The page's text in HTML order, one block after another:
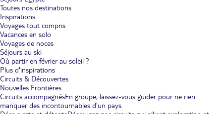
Toutes nos destinations
Inspirations
Voyages tout compris
Vacances en solo
Voyages de noces
Séjours au ski
Où partir en février au soleil ?
Plus d'inspirations
Circuits & Découvertes
Nouvelles Frontières
Circuits accompagnésEn groupe, laissez-vous guider pour ne rien
manquer des incontournables d'un pays.